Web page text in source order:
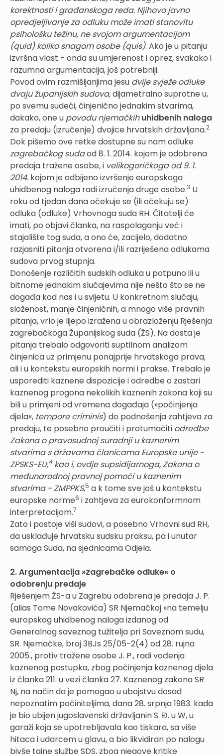
korektnosti i građanskoga reda. Njihovo javno
opredjeljivanje za odluku može imati stanovitu
psihološku težinu, ne svojom argumentacijom
(quid) koliko snagom osobe (quis). Ako je u pitanju
izvršna vlast - onda su umjerenost i oprez, svakako i
razumna argumentacija, još potrebniji.
Povod ovim razmišljanjima jesu dvije svježe odluke
dvaju županijskih sudova,dijametralno suprotne u,
po svemu sudeći, činjenično jednakim stvarima,
dakako, one u povodu njemačkih uhidbenih naloga
za predaju (izručenje) dvojice hrvatskih državljana.2
Dok pišemo ove retke dostupne su nam odluke
zagrebačkog sudaod 8. 1. 2014. kojom je odobrena
predaja tražene osobe, i velikogoričkoga od 9. 1.
2014. kojom je odbijeno izvršenje europskoga
uhidbenog naloga radi izručenja druge osobe.3 U
roku od tjedan dana očekuje se (ili očekuju se)
odluka (odluke) Vrhovnoga suda RH. Čitatelji će
imati, po objavi članka, na raspolaganju već i
stajalište tog suda, a ono će, zacijelo, dodatno
razjasniti pitanja otvorena i/ili razriješena odlukama
sudova prvog stupnja.
Donošenje različitih sudskih odluka u potpuno ili u
bitnome jednakim slučajevima nije nešto što se ne
događa kod nas i u svijetu. U konkretnom slučaju,
složenost, manje činjeničnih, a mnogo više pravnih
pitanja, vrlo je lijepo izražena u obrazloženju Rješenja
zagrebačkoga Županijskog suda (ŽS). Na dosta je
pitanja trebalo odgovoriti suptilnom analizom
činjenica uz primjenu ponajprije hrvatskoga prava,
ali i u kontekstu europskih normi i prakse. Trebalo je
usporediti kaznene dispozicije i odredbe o zastari
kaznenog progona nekolikih kaznenih zakona koji su
bili u primjeni od vremena događaja (»počinjenja
djela«, tempore criminis) do podnošenja zahtjeva za
predaju, te posebno proučiti i protumačiti odredbe
Zakona o pravosudnoj suradnji u kaznenim
stvarima s državama članicama Europske unije -
ZPSKS-EU,4 kao i, ovdje supsidijarnoga, Zakona o
međunarodnoj pravnoj pomoći u kaznenim
stvarima - ZMPPKS,5 a k tome sve još u kontekstu
europske norme6 i zahtjeva za eurokonformnom
interpretacijom.7
Zato i postoje viši sudovi, a posebno Vrhovni sud RH,
da usklađuje hrvatsku sudsku praksu, pa i unutar
samoga Suda, na sjednicama Odjela.
2. Argumentacija »zagrebačke odluke« o
odobrenju predaje
Rješenjem ŽS-a u Zagrebu odobrena je predaja J. P.
(alias Tome Novakovića) SR Njemačkoj »na temelju
europskog uhidbenog naloga izdanog od
Generalnog saveznog tužitelja pri Saveznom sudu,
SR. Njemačke, broj 3BJs 25/05-2(4) od 28. rujna
2005., protiv tražene osobe J. P., radi vođenja
kaznenog postupka, zbog počinjenja kaznenog djela
iz članka 211. u vezi članka 27. Kaznenog zakona SR
Nj, na način da je pomogao u ubojstvu dosad
nepoznatim počiniteljima, dana 28. srpnja 1983. kada
je bio ubijen jugoslavenski državljanin S. Đ. u W, u
garaži koja se upotrebljavala kao tiskara, sa više
hitaca i udarcem u glavu, a bio likvidiran po nalogu
bivše tajne službe SDS, zbog njegove kritike